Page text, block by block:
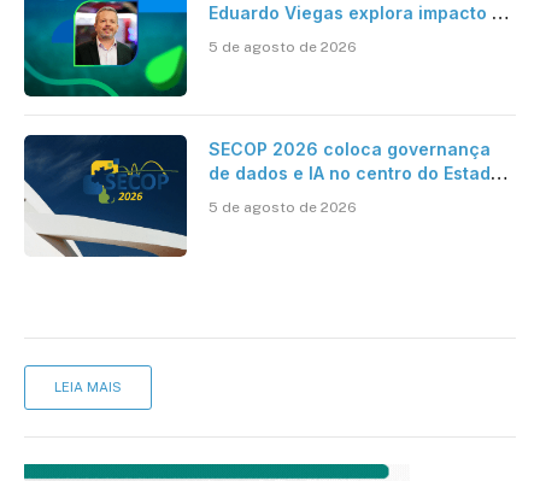
Eduardo Viegas explora impacto de
Contabilidade
5 de agosto de 2026
SECOP 2026 coloca governança
de dados e IA no centro do Estado
5 de agosto de 2026
LEIA MAIS